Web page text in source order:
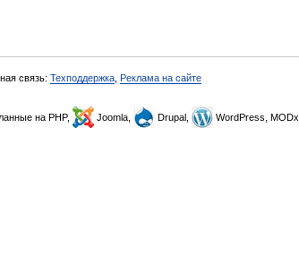
связь: Техподдержка Реклама на сайте
на PHP, Joomla, Drupal, WordPress, MODx.